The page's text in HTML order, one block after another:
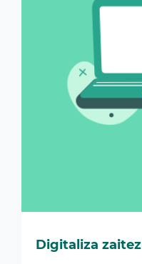
Digitaliza zaitez